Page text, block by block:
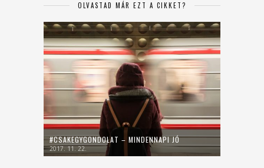
OLVASTAD MÁR EZT A CIKKET?
#CSAKEGYGONDOLAT – MINDENNAPI JÓ
2017. 11. 22.